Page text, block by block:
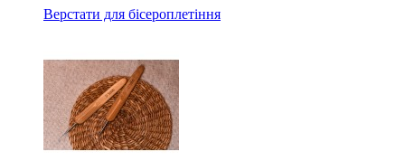
Верстати для бісероплетіння